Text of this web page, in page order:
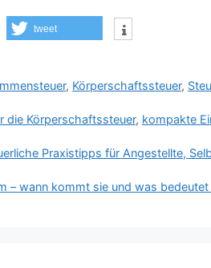
tweet
, Körperschaftssteuer,
die Körperschaftssteuer, kompakte
Praxistipps für Angestellte,
– wann kommt sie und was